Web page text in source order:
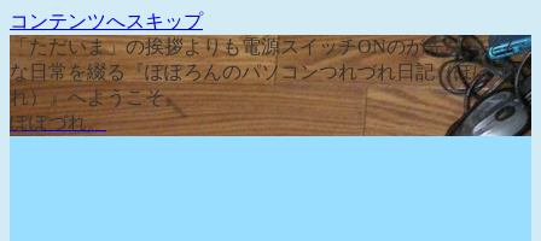
コンテンツへスキップ
「ただいま」の挨拶よりも電源スイッチONのが先な、そん
な日常を綴る『ぽぽろんのパソコンつれづれ日記（ぽぽづ
れ）』へようこそ。
ぽぽづれ。